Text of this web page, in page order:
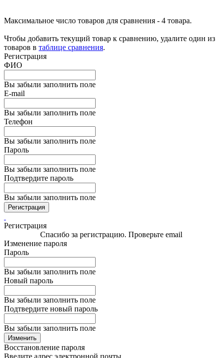
Максимальное число товаров для сравнения - 4 товара.
Чтобы добавить текущий товар к сравнению, удалите один из
товаров в таблице сравнения.
Регистрация
ФИО
Вы забыли заполнить поле
E-mail
Вы забыли заполнить поле
Телефон
Вы забыли заполнить поле
Пароль
Вы забыли заполнить поле
Подтвердите пароль
Вы забыли заполнить поле
Регистрация
Регистрация
Спасибо за регистрацию. Проверьте email
Изменение пароля
Пароль
Вы забыли заполнить поле
Новый пароль
Вы забыли заполнить поле
Подтвердите новый пароль
Вы забыли заполнить поле
Изменить
Восстановление пароля